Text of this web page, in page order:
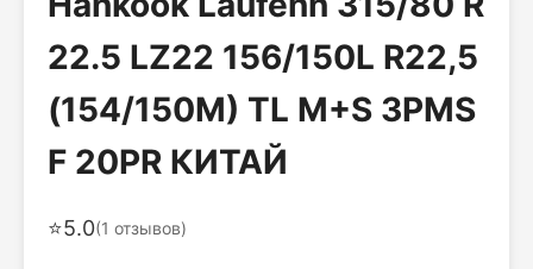
22.5 LZ22 156/150L R22,5
(154/150M) TL M+S 3PMS
F 20PR КИТАЙ
⭐5.0(1 отзывов)